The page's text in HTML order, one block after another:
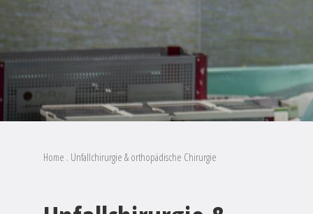
Home . Unfallchirurgie & orthopädische Chirurgie